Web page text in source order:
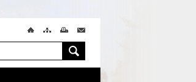
Ú M T M
H